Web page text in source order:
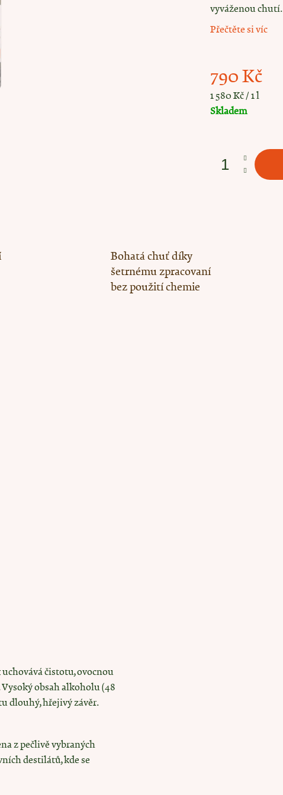
vyváženou chutí.
Přečtěte si víc
790 Kč
Měrná cena:
1 580 Kč / 1 l
Skladem
Bohatá chuť díky
šetrnému zpracovaní
bez použití chemie
čistotu, ovocnou
obsah alkoholu (48
dlouhý, hřejivý závěr.
z pečlivě vybraných
destilátů, kde se
Kč
90 Kč